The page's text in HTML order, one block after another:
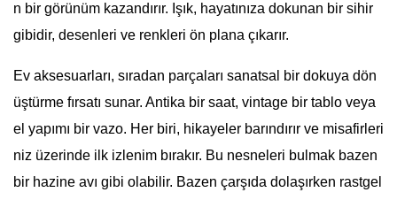
n bir görünüm kazandırır. Işık, hayatınıza dokunan bir sihir
gibidir, desenleri ve renkleri ön plana çıkarır.
Ev aksesuarları, sıradan parçaları sanatsal bir dokuya dön
üştürme fırsatı sunar. Antika bir saat, vintage bir tablo veya
el yapımı bir vazo. Her biri, hikayeler barındırır ve misafirleri
niz üzerinde ilk izlenim bırakır. Bu nesneleri bulmak bazen
bir hazine avı gibi olabilir. Bazen çarşıda dolaşırken rastgel